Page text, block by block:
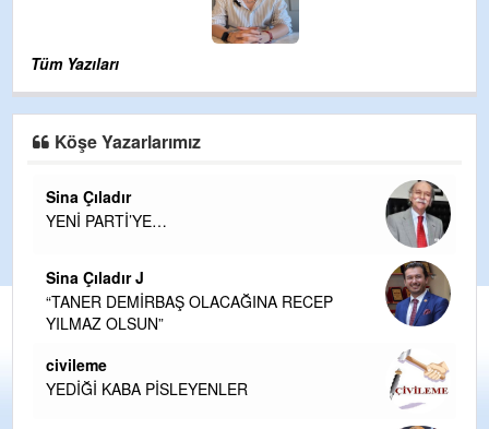
Tüm Yazıları
Köşe Yazarlarımız
Sina Çıladır
YENİ PARTİ’YE…
Sina Çıladır J
“TANER DEMİRBAŞ OLACAĞINA RECEP
YILMAZ OLSUN”
civileme
YEDİĞİ KABA PİSLEYENLER